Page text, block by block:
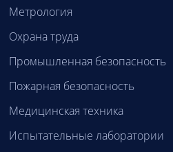
Метрология
Охрана труда
Промышленная безопасность
Пожарная безопасность
Медицинская техника
Испытательные лаборатории